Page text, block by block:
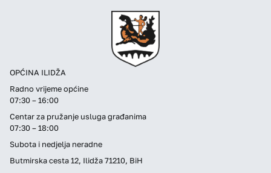
OPĆINA ILIDŽA
Radno vrijeme općine
07:30 – 16:00
Centar za pružanje usluga građanima
07:30 – 18:00
Subota i nedjelja neradne
Butmirska cesta 12, Ilidža 71210, BiH